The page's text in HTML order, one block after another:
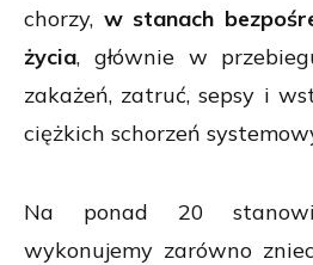
chorzy, w stanach
życia, głównie w
zakażeń, zatruć, sepsy i
ciężkich schorzeń
Na ponad 20
wykonujemy zarówno